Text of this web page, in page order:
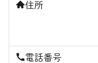
住所
電話番号